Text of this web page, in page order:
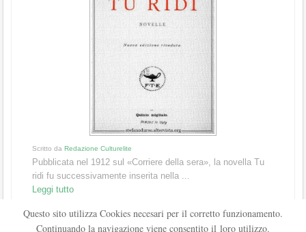
Scritto da Redazione Culturelite
Pubblicata nel 1912 sul «Corriere della sera», la novella Tu
ridi fu successivamente inserita nella ...
Leggi tutto
Questo sito utilizza Cookies necesari per il corretto funzionamento.
Continuando la navigazione viene consentito il loro utilizzo.